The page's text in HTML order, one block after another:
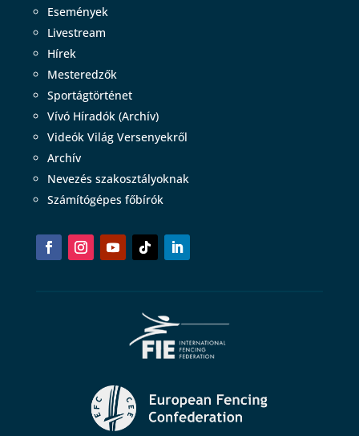
Események
Livestream
Hírek
Mesteredzők
Sportágtörténet
Vívó Híradók (Archív)
Videók Világ Versenyekről
Archív
Nevezés szakosztályoknak
Számítógépes főbírók